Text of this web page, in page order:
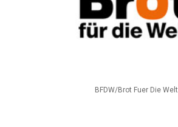
BFDW/Brot Fuer Die Welt